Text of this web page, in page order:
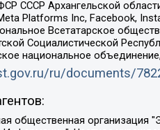
СССР Архангельской
Platforms Inc, Facebook,
Всетатарское
Социалистической
национальное
ru/documents/
группа", Фонд содействия защите здоровья и социальной справедливости имени Андрея Рылькова, Автономная Некоммерческая Организация "Аналитический Центр Юрия Левады", Автономная некоммерческая организация социальной поддержки населения "Проект Апрель", Региональная общественная организация помощи женщинам и детям, находящимся в кризисной ситуации "Информационно-методический центр "Анна", Фонд содействия развитию массовых коммуникаций и правовому просвещению "Так-так-Так", Фонд содействия устойчивому развитию "Серебряная тайга", Свердловский региональный общественный фонд социальных проектов "Новое время", "Idel.Реалии", Кавказ.Реалии, Крым.Реалии, Телеканал Настоящее Время, Татаро-башкирская служба Радио Свобода (Azatliq Radiosi), Радио Свободная Европа/Радио Свобода (PCE/PC), "Сибирь.Реалии", "Фактограф", Благотворительный фонд помощи осужденным и их семьям, Автономная некоммерческая организация "Институт глобализации и социальных движений", Фонд "В защиту прав заключенных", Частное учреждение "Центр поддержки и содействия развитию средств массовой информации", Пензенский региональный общественный благотворительный фонд "Гражданский союз", "Север.Реалии", Некоммерческая организация Фонд "Правовая инициатива", Общество с ограниченной ответственностью "Радио Свободная Европа/Радио Свобода", Чешское информационное агентство "MEDIUM-ORIENT", Красноярская региональная общественная организация "Мы против СПИДа", Камалягин Денис Николаевич, Маркелов Сергей Евгеньевич, Пономарев Лев Александрович, Савицкая Людмила Алексеевна, Автономная некоммерческая организация "Центр по работе с проблемой насилия "НАСИЛИЮ.НЕТ", Межрегиональный профессиональный союз работников здравоохранения "Альянс врачей", Юридическое лицо, зарегистрированное в Латвийской Республике, SIA "Medusa Project"